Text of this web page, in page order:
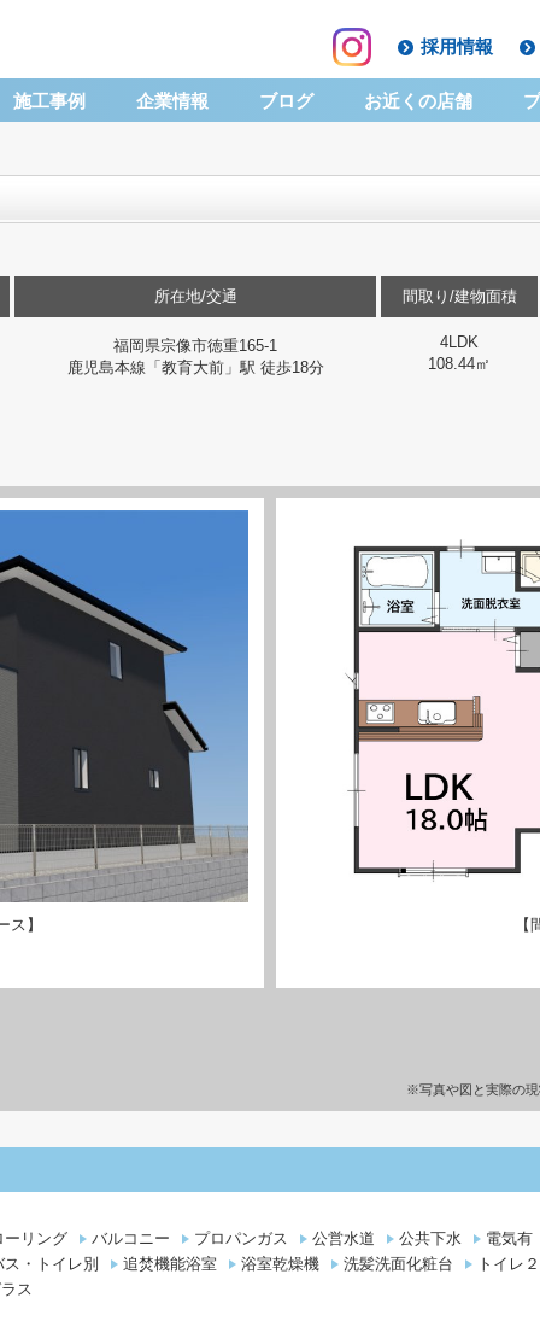
採用情報
施工事例 企業情報 ブログ お近くの店舗
所在地/交通
福岡県宗像市徳重165-1
鹿児島本線「教育大前」駅 徒歩18分
間取り/建物面積
4LDK
108.44㎡
ス】 【
※写真や図と実際の
ーリング バルコニー プロパンガス 公営水道 公共下水
電気有
ス・トイレ別
追焚機能浴室 浴室乾燥機 洗髪洗面化粧台
トイレ
ス